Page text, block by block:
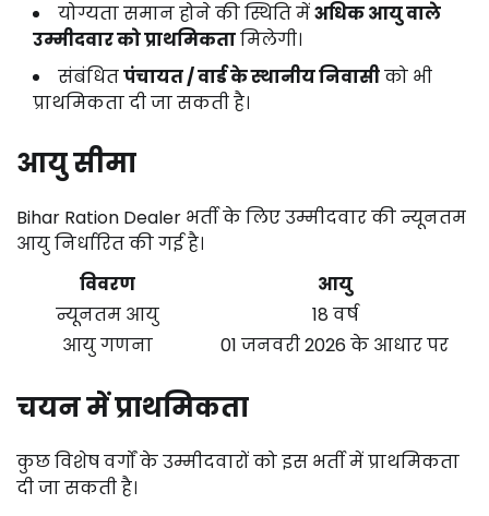
योग्यता समान होने की स्थिति मेंअधिक आयु वाले
उम्मीदवार को प्राथमिकतामिलेगी।
संबंधितपंचायत / वार्ड के स्थानीय निवासीको भी
प्राथमिकता दी जा सकती है।
आयु सीमा
Bihar Ration Dealer भर्ती के लिए उम्मीदवार की न्यूनतम
आयु निर्धारित की गई है।
विवरण
आयु
न्यूनतम आयु
18 वर्ष
आयु गणना
01 जनवरी 2026 के आधार पर
चयन में प्राथमिकता
कुछ विशेष वर्गों के उम्मीदवारों को इस भर्ती में प्राथमिकता
दी जा सकती है।